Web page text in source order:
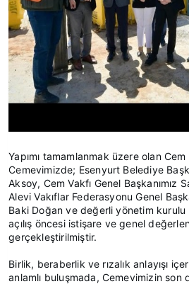
Yapımı tamamlanmak üzere olan
Cemevimizde; Esenyurt Belediye
Aksoy, Cem Vakfı Genel Başkanımız
Alevi Vakıflar Federasyonu Genel
Baki Doğan ve değerli yönetim kurulu
açılış öncesi istişare ve genel
gerçekleştirilmiştir.
Birlik, beraberlik ve rızalık anlayışı
anlamlı buluşmada, Cemevimizin son